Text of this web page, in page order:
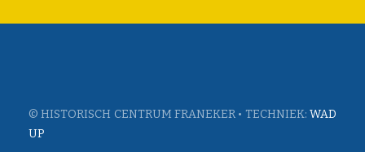
© HISTORISCH CENTRUM FRANEKER • TECHNIEK: WAD
UP